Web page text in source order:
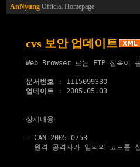
AnNyung Official Homepage
cvs 보안 업데이트
Web Browser 로는 FTP 접속이
문서번호
업데이트 : 2005.05.03
상세내용
- CAN-2005-0753
원격 공격자가 임의의 코드를